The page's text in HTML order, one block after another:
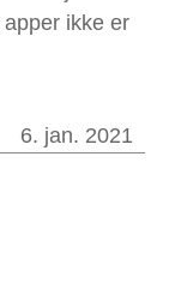
ikke er
6. jan. 2021